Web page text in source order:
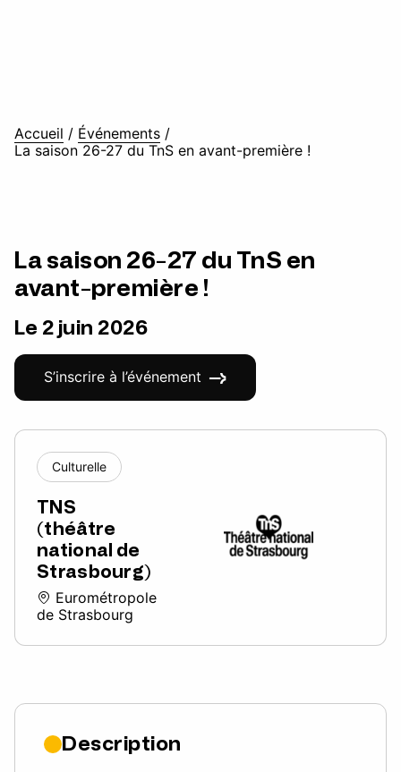
Accueil / Événements /
La saison 26-27 du TnS en avant-première !
La saison 26-27 du TnS en
avant-première !
Le 2 juin 2026
S’inscrire à l’événement
Culturelle
TNS
(théâtre
national de
Strasbourg)
Eurométropole
de Strasbourg
Description